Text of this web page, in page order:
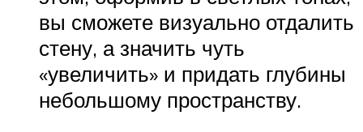
вы сможете визуально отдалить
стену, а значить чуть
«увеличить» и придать глубины
небольшому пространству.